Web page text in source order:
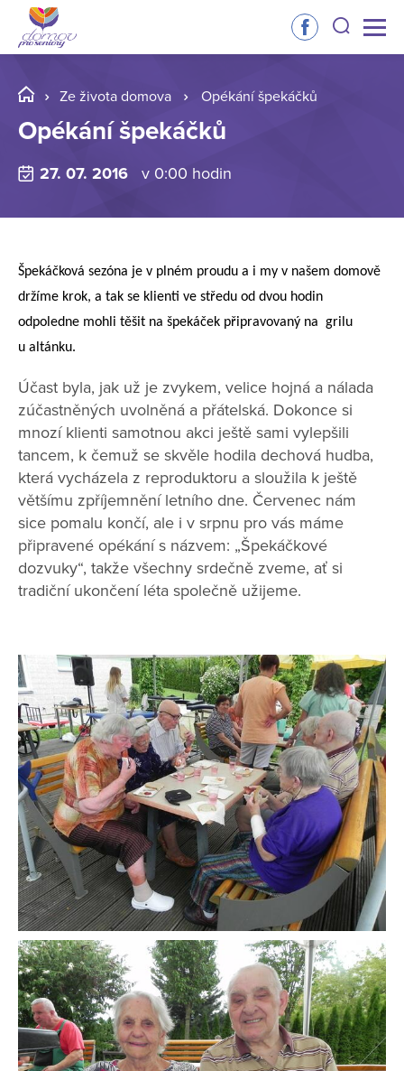
Ze života domova Opékání špekáčků
Opékání špekáčků
27. 07. 2016 v 0:00 hodin
Špekáčková sezóna je v plném proudu a i my v našem domově
držíme krok, a tak se klienti ve středu od dvou hodin
odpoledne mohli těšit na špekáček připravovaný na grilu
u altánku.
Účast byla, jak už je zvykem, velice hojná a nálada
zúčastněných uvolněná a přátelská. Dokonce si
mnozí klienti samotnou akci ještě sami vylepšili
tancem, k čemuž se skvěle hodila dechová hudba,
která vycházela z reproduktoru a sloužila k ještě
většímu zpříjemnění letního dne. Červenec nám
sice pomalu končí, ale i v srpnu pro vás máme
připravené opékání s názvem: „Špekáčkové
dozvuky“, takže všechny srdečně zveme, ať si
tradiční ukončení léta společně užijeme.